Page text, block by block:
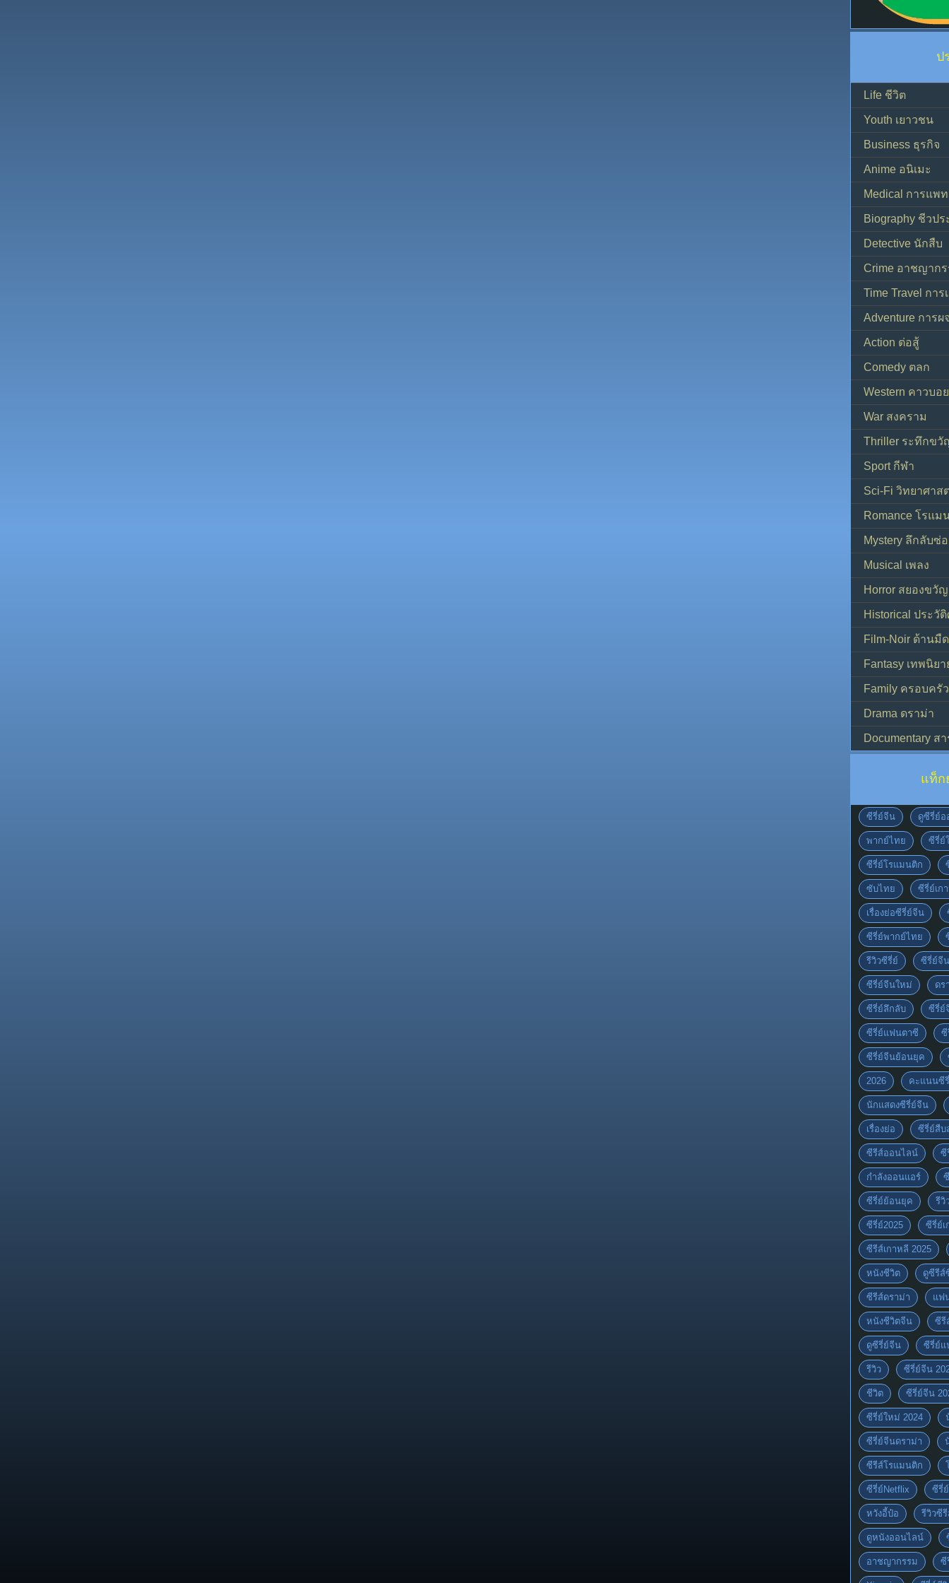
ป
Life ชีวิต
Youth เยาวชน
Business ธุรกิจ
Anime อนิเมะ
Medical การแพ
Biography ชีวปร
Detective นักสืบ
Crime อาชญาก
Time Travel กา
Adventure การ
Action ต่อสู้
Comedy ตลก
Western คาวบอ
War สงคราม
Thriller ระทึกขวั
Sport กีฬา
Sci-Fi วิทยาศาส
Romance โรแม
Mystery ลึกลับซ่
Musical เพลง
Horror สยองขวัญ
Historical ประวั
Film-Noir ด้านมื
Fantasy เทพนิยา
Family ครอบครัว
Drama ดราม่า
Documentary ส
แท็ก
ซีรี่ย์จีน ดูซีรี่ย์อ
พากย์ไทย ซีรี่ย์
ซีรี่ย์โรแมนติก
ซับไทย ซีรี่ย์เก
เรื่องย่อซีรี่ย์จีน
ซีรี่ย์พากย์ไทย
รีวิวซีรี่ย์ ซีรี่ย์จี
ซีรี่ย์จีนใหม่ ดร
ซีรี่ย์ลึกลับ ซีรี่ย์
ซีรี่ย์แฟนตาซี ซี
ซีรี่ย์จีนย้อนยุค
2026 คะแนนซี
นักแสดงซีรี่ย์จีน
เรื่องย่อ ซีรี่ย์สืบ
ซีรีส์ออนไลน์ ซี
กำลังออนแอร์
ซีรี่ย์ย้อนยุค รีวิ
ซีรี่ย์2025 ซีรี่ย์เ
ซีรีส์เกาหลี 2025
หนังชีวิต ดูซีรีส์
ซีรีส์ดราม่า แฟ
หนังชีวิตจีน ซีรี
ดูซีรี่ย์จีน ซีรี่ย์แ
รีวิว ซีรี่ย์จีน
ชีวิต ซีรี่ย์จีน
ซีรี่ย์ใหม่ 2024
ซีรี่ย์จีนดราม่า
ซีรีส์โรแมนติก
ซีรี่ย์Netflix ซีรี่
หวังอี้ป๋อ รีวิวซี
ดูหนังออนไลน์
อาชญากรรม ซี